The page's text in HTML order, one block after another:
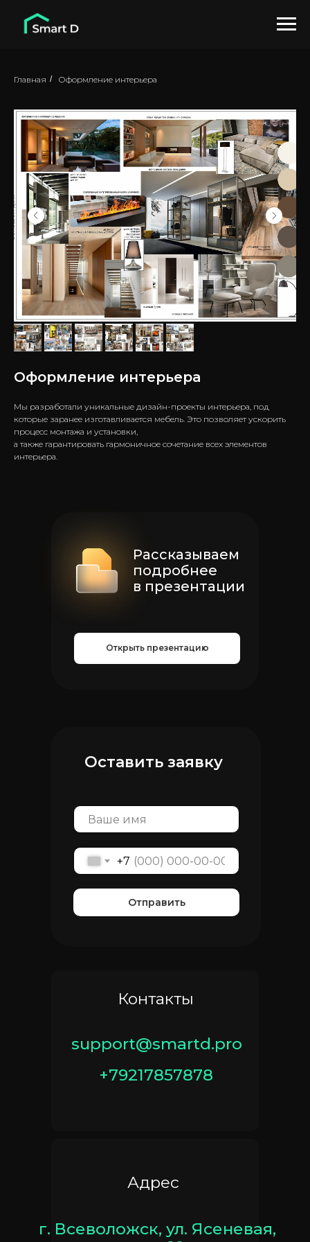
Главная / Оформление интерьера
Оформление интерьера
Мы разработали уникальные дизайн-проекты интерьера, под
которые заранее изготавливается мебель. Это позволяет ускорить
процесс монтажа и установки,
а также гарантировать гармоничное сочетание всех элементов
интерьера.
Рассказываем
подробнее
в презентации
Открыть презентацию
Оставить заявку
+7
Отправить
support@smartd.pro
Контакты
Адрес
+79217857878
г. Всеволожск, ул. Ясеневая,